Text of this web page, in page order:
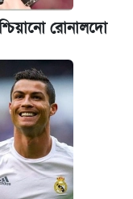
রোনালদো